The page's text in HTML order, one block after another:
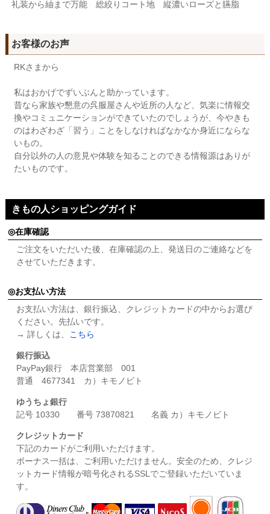
礼装から紬まで万能 総絞りコート地 縦濃いローズと臙脂
お客様のお声
RKさまから
私はおかげでずいぶんと助かっています。
昔なら家族や懇意の呉服屋さんや近所の人など、気楽に情報交
換やコミュニケーションができていたのでしょうが、今やきも
のはわざわざ「習う」ことをしなければなかなか身近にならな
いもの。
自分以外の人の意見や体験を知ることのできる情報源はありが
たいものです。
きもの人ショッピングガイド
在庫確認
ご注文をいただいた後、在庫確認の上、発送日のご連絡などを
させていただきます。
お支払い方法
お支払い方法は、銀行振込、クレジットカードの中からお選び
ください。先払いです。
→ 詳しくは、
こちら
銀行振込
PayPay銀行 本店営業部 001
普通 4677341 カ）キモノビト
ゆうちょ銀行
記号 10330 番号 73870821 名義 カ）キモノビト
クレジットカード
下記のカードがご利用いただけます。
ボーナス一括は、ご利用いただけません。安全のため、クレジ
ットカード情報が暗号化されるSSLでご登録いただいていま
す。